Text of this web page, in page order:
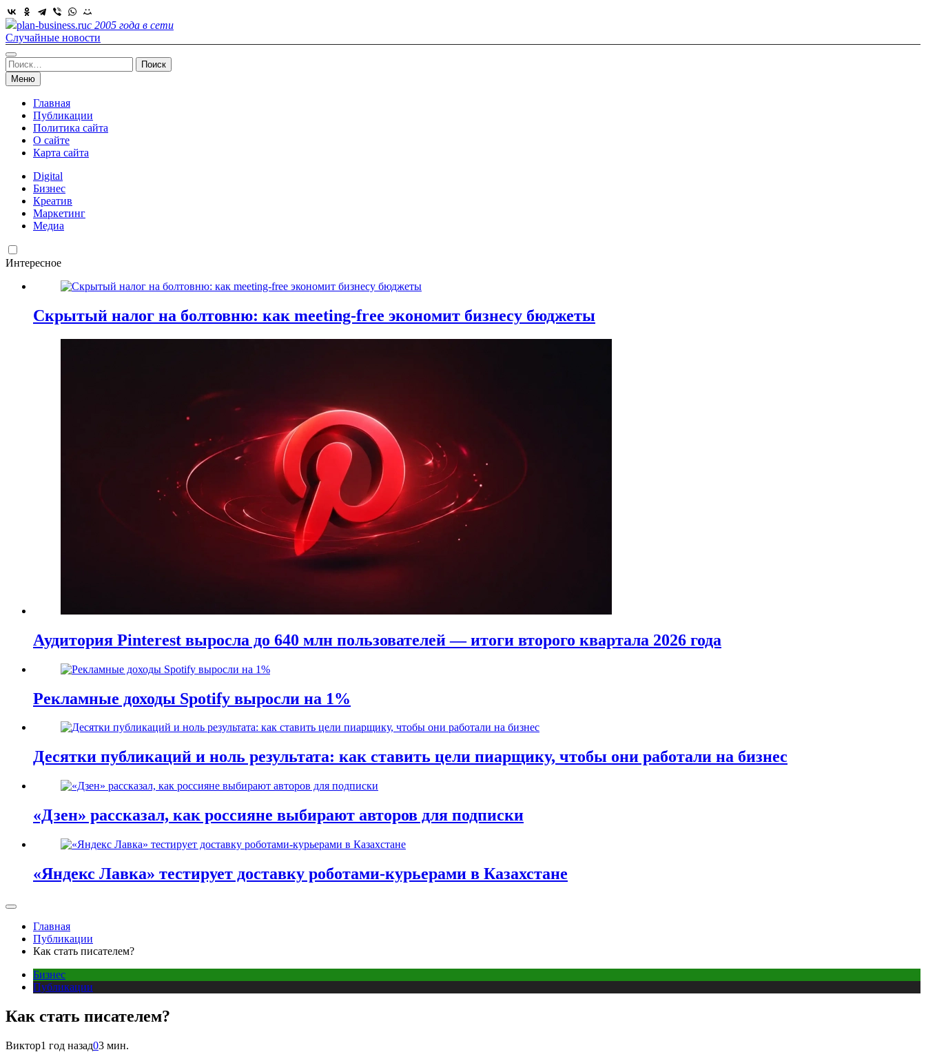
Skip
to
content
plan-business.ruс 2005 года в сети
Случайные новости
Найти:
Меню
Главная
Публикации
Политика сайта
О сайте
Карта сайта
Digital
Бизнес
Креатив
Маркетинг
Медиа
Интересное
Скрытый налог на болтовню: как meeting-free экономит бизнесу бюджеты
Аудитория Pinterest выросла до 640 млн пользователей — итоги второго квартала 2026 года
Рекламные доходы Spotify выросли на 1%
Десятки публикаций и ноль результата: как ставить цели пиарщику, чтобы они работали на бизнес
«Дзен» рассказал, как россияне выбирают авторов для подписки
«Яндекс Лавка» тестирует доставку роботами-курьерами в Казахстане
Главная
Публикации
Как стать писателем?
Бизнес
Публикации
Как стать писателем?
Виктор1 год назад03 мин.